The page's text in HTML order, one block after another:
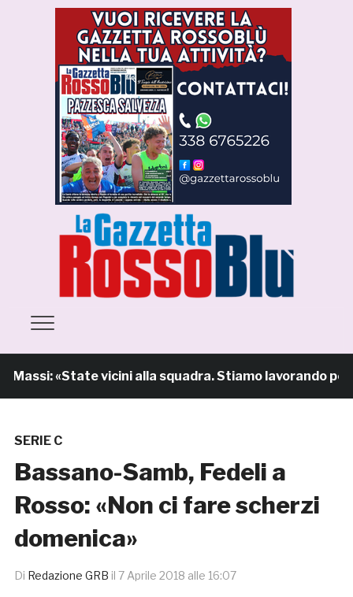
«State vicini alla squadra. Stiamo lavorando per
SERIE C
Bassano-Samb, Fedeli a
Rosso: «Non ci fare scherzi
domenica»
Di Redazione GRB il 7 Aprile 2018 alle 16:07